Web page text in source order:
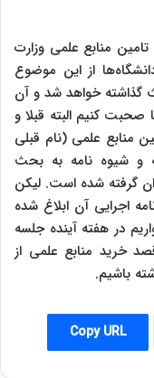
منابع علمی وزارت
از این موضوع
خواهد شد و آن
صحبت کنیم البته قبلا و
منابع علمی (نام قبلی
و شیوه نامه به بحث
گرفته شده است. لیکن
اجرایی آن ابلاغ شده
در هفته آینده جلسه
خرید منابع علمی از
باشیم.
Copy URL